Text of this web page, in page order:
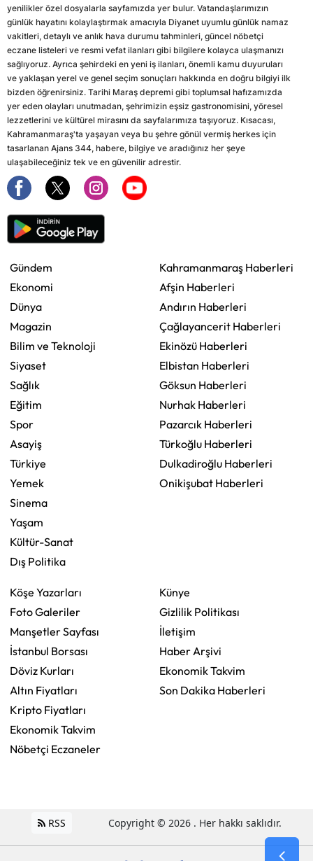
yenilikler özel dosyalarla sayfamızda yer bulur. Vatandaşlarımızın
günlük hayatını kolaylaştırmak amacıyla Diyanet uyumlu günlük namaz
vakitleri, detaylı ve anlık hava durumu tahminleri, güncel nöbetçi
eczane listeleri ve resmi vefat ilanları gibi bilgilere kolayca ulaşmanızı
sağlıyoruz. Ayrıca şehirdeki en yeni iş ilanları, önemli kamu duyuruları
ve yaklaşan yerel ve genel seçim sonuçları hakkında en doğru bilgiyi ilk
bizden öğrenirsiniz. Tarihi Maraş depremi gibi toplumsal hafızamızda
yer eden olayları unutmadan, şehrimizin eşsiz gastronomisini, yöresel
lezzetlerini ve kültürel mirasını da sayfalarımıza taşıyoruz. Kısacası,
Kahramanmaraş'ta yaşayan veya bu şehre gönül vermiş herkes için
tasarlanan Ajans 344, habere, bilgiye ve aradığınız her şeye
ulaşabileceğiniz tek ve en güvenilir adrestir.
Gündem
Ekonomi
Dünya
Magazin
Bilim ve Teknoloji
Siyaset
Sağlık
Eğitim
Spor
Asayiş
Türkiye
Yemek
Sinema
Yaşam
Kültür-Sanat
Dış Politika
Kahramanmaraş Haberleri
Afşin Haberleri
Andırın Haberleri
Çağlayancerit Haberleri
Ekinözü Haberleri
Elbistan Haberleri
Göksun Haberleri
Nurhak Haberleri
Pazarcık Haberleri
Türkoğlu Haberleri
Dulkadiroğlu Haberleri
Onikişubat Haberleri
Köşe Yazarları
Foto Galeriler
Manşetler Sayfası
İstanbul Borsası
Döviz Kurları
Altın Fiyatları
Kripto Fiyatları
Ekonomik Takvim
Nöbetçi Eczaneler
Künye
Gizlilik Politikası
İletişim
Haber Arşivi
Ekonomik Takvim
Son Dakika Haberleri
RSS Copyright © 2026 . Her hakkı saklıdır.